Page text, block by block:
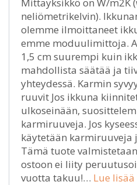
neliömetrikelvin).
olemme ilmoittaneet
emme moduulimittoja.
1,5 cm suurempi kuin
mahdollista säätää ja
yhteydessä. Karmin
ruuvit Jos ikkuna
ulkoseinään,
karmiruuveja. Jos
käytetään
Tämä tuote
ostoon ei liity
vuotta takuu!… Lue lisää